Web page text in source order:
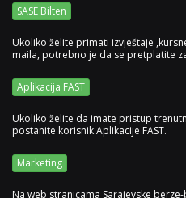
SASE Bilten
Ukoliko želite primati izvještaje
maila, potrebno je da se pretplatite za
Aplikacija FAST
Ukoliko želite da imate pristup
postanite korisnik Aplikacije FAST.
Marketing
Na web stranicama Sarajevske